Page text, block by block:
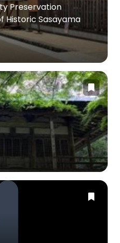
Preservation
Historic Sasayama